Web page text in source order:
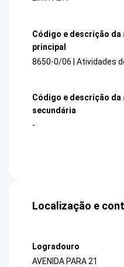
Código e descrição
principal
8650-0/06 | Atividades
Código e descrição
secundária
-
Localização e
Logradouro
AVENIDA PARA 21